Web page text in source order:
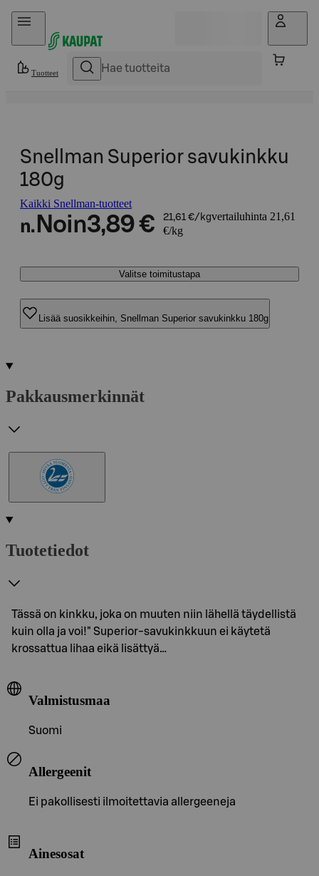
Hyppää sisältöön
Tuotteet
Snellman Superior savukinkku
180g
Kaikki Snellman-tuotteet
n. Noin3,89 € 21,61 €/kgvertailuhinta 21,61
€/kg
Valitse toimitustapa
Lisää suosikkeihin, Snellman Superior savukinkku 180g
Pakkausmerkinnät
Tuotetiedot
Tässä on kinkku, joka on muuten niin lähellä täydellistä
kuin olla ja voi!" Superior-savukinkkuun ei käytetä
krossattua lihaa eikä lisättyä…
Valmistusmaa
Suomi
Allergeenit
Ei pakollisesti ilmoitettavia allergeeneja
Ainesosat